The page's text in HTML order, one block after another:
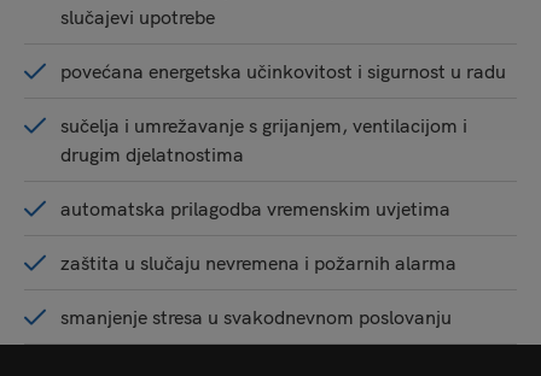
slučajevi upotrebe
povećana energetska učinkovitost i sigurnost u radu
sučelja i umrežavanje s grijanjem, ventilacijom i
drugim djelatnostima
automatska prilagodba vremenskim uvjetima
zaštita u slučaju nevremena i požarnih alarma
smanjenje stresa u svakodnevnom poslovanju